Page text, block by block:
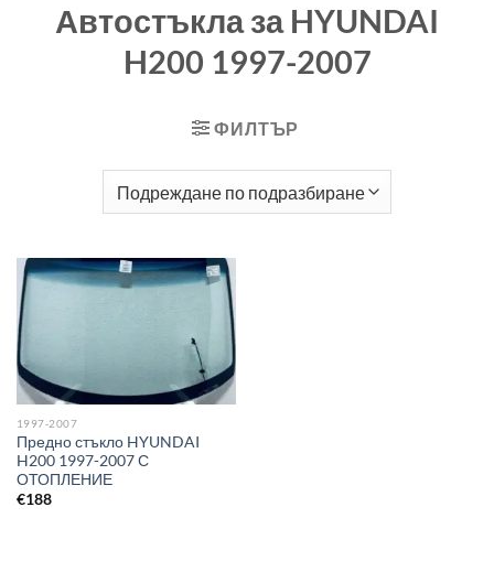
Автостъкла за HYUNDAI
H200 1997-2007
ФИЛТЪР
1997-2007
Предно стъкло HYUNDAI
H200 1997-2007 С
ОТОПЛЕНИЕ
€188